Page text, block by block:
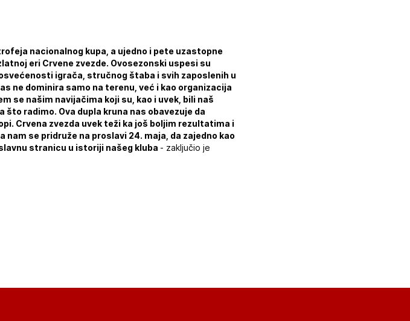
nacionalnog kupa, a ujedno i pete uzastopne
eri Crvene zvezde. Ovosezonski uspesi su
igrača, stručnog štaba i svih zaposlenih u
ne dominira samo na terenu, već i kao organizacija
se našim navijačima koji su, kao i uvek, bili naš
radimo. Ova dupla kruna nas obavezuje da
Crvena zvezda uvek teži ka još boljim rezultatima i
se pridruže na proslavi 24. maja, da zajedno kao
stranicu u istoriji našeg kluba - zaključio je